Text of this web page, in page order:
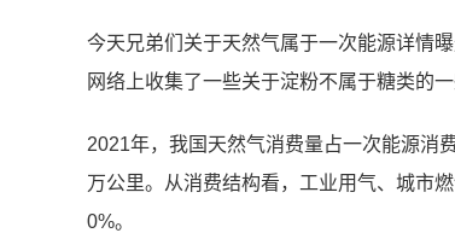
今天兄弟们关于天然气属于一次能源详情
网络上收集了一些关于淀粉不属于糖类的
2021年，我国天然气消费量占一次能源消
万公里。从消费结构看，工业用气、城市
0%。